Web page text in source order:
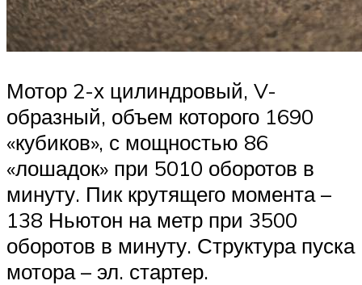
Мотор 2-х цилиндровый, V-
образный, объем которого 1690
«кубиков», с мощностью 86
«лошадок» при 5010 оборотов в
минуту. Пик крутящего момента –
138 Ньютон на метр при 3500
оборотов в минуту. Структура пуска
мотора – эл. стартер.